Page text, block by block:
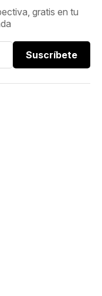
gratis en tu
Suscríbete